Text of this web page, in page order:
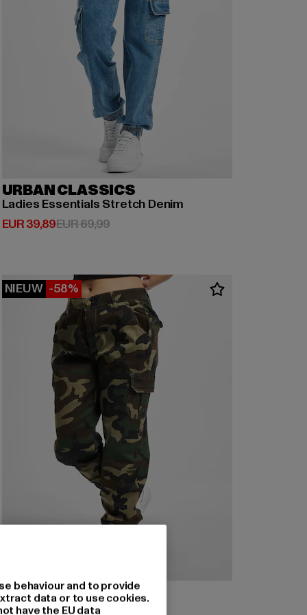
URBAN CLASSICS
Ladies Essentials Stretch Denim
EUR 39,89
Huidige prijs: EUR 39,89
EUR 69,99Actieprijs: EUR 69,99
NIEUW -58%
URBAN CLASSICS
Ladies High Waist Camo
behaviour and to provide
data or to use cookies.
have the EU data